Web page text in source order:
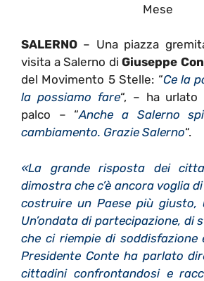
Mese
SALERNO – Una piazza
visita a Salerno diGiuseppe
del Movimento 5 Stelle: “Ce la
la possiamo fare“, – ha urlato
palco – “Anche a Salerno
cambiamento. Grazie Salerno“.
«La grande risposta dei
dimostra che c’è ancora voglia
costruire un Paese più giusto,
Un’ondata di partecipazione, di
che ci riempie di soddisfazione
Presidente Conte ha parlato
cittadini confrontandosi e